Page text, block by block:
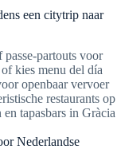
een citytrip naar
partouts voor
kies menu del día
openbaar vervoer
restaurants op
tapasbars in Gràcia
Nederlandse